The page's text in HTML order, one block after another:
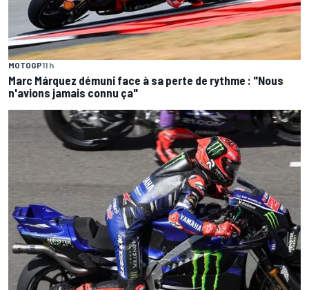
MOTOGP11 h
Marc Márquez démuni face à sa perte de rythme : "Nous
n'avions jamais connu ça"